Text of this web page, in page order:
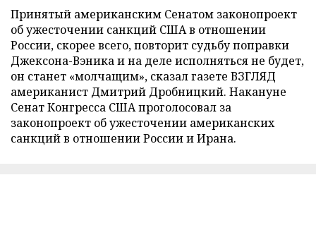
Принятый американским Сенатом законопроект
об ужесточении санкций США в отношении
России, скорее всего, повторит судьбу поправки
Джексона-Вэника и на деле исполняться не будет,
он станет «молчащим», сказал газете ВЗГЛЯД
американист Дмитрий Дробницкий. Накануне
Сенат Конгресса США проголосовал за
законопроект об ужесточении американских
санкций в отношении России и Ирана.